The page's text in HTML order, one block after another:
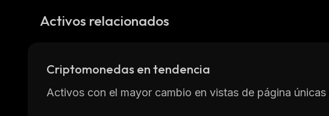
Activos relacionados
Criptomonedas en tendencia
Activos con el mayor cambio en vistas de página